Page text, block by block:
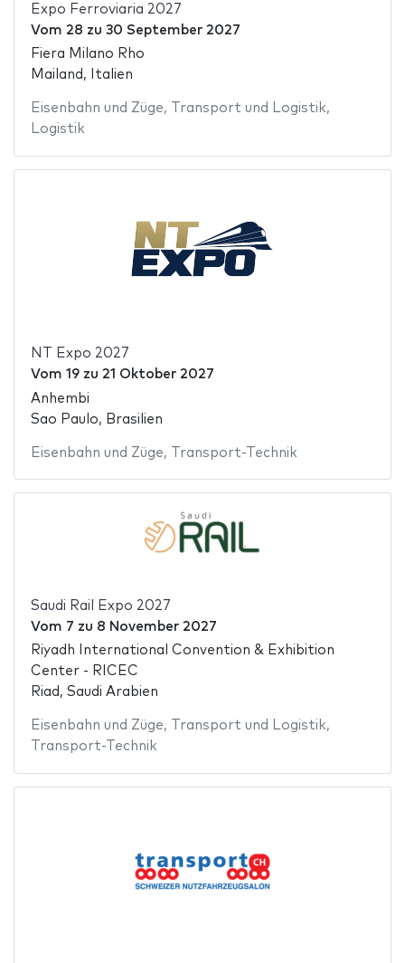
Expo Ferroviaria 2027
Vom 28 zu 30 September 2027
Fiera Milano Rho
Mailand, Italien
Eisenbahn und Züge, Transport und Logistik,
Logistik
NT Expo 2027
Vom 19zu 21 Oktober 2027
Anhembi
Sao Paulo, Brasilien
Eisenbahn und Züge, Transport-Technik
Saudi Rail Expo 2027
Vom 7 zu 8 November 2027
Riyadh International Convention & Exhibition
Center - RICEC
Riad, Saudi Arabien
Eisenbahn und Züge, Transport und Logistik,
Transport-Technik